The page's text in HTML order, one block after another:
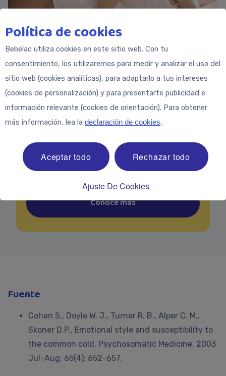
Siguiente:
La importancia del Hierro
Ahora, alrededor del primer cumpleaños, tu
hijo se encuentra en una fase de crecimiento
y desarrollo intensivo. Una rutina de
todos los nutrientes importantes,
especialmente hierro, sirve de ayuda a tu
pequeño.
Conoce más
Fuente
Cohen S., Doyle W. J., Turner R. B., Alper C. M.,
Skoner D.P., Emotional style and susceptibility to
the common cold, Psychosomatic Medicine, 2003
Jul-Aug; 65(4): 652-657.
Política de cookies
Bebelac utiliza cookies en este sitio web. Con tu
consentimiento, los utilizaremos para medir y analizar el uso del
sitio web (cookies analíticas), para adaptarlo a tus intereses
(cookies de personalización) y para presentarte publicidad e
información relevante (cookies de orientación). Para obtener
más información, lea la declaración de cookies.
Aceptar todo Rechazar todo
Ajuste De Cookies